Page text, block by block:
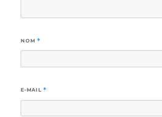
NOM *
E-MAIL *